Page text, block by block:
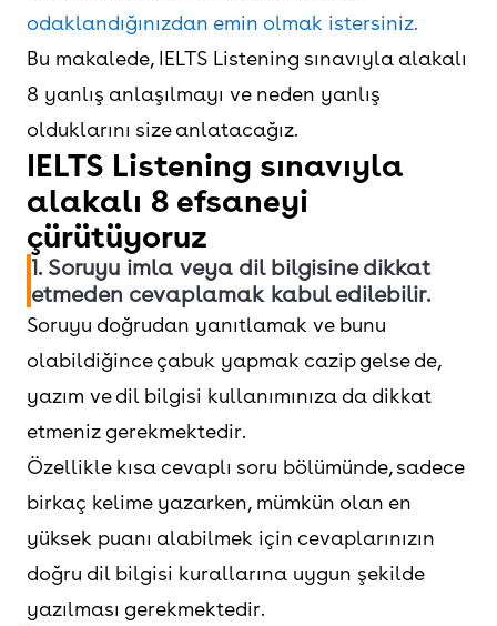
odaklandığınızdan emin olmak istersiniz.
Bu makalede, IELTS Listening sınavıyla alakalı
8 yanlış anlaşılmayı ve neden yanlış
olduklarını size anlatacağız.
IELTS Listening sınavıyla
alakalı 8 efsaneyi
çürütüyoruz
1. Soruyu imla veya dil bilgisine dikkat
etmeden cevaplamak kabul edilebilir.
Soruyu doğrudan yanıtlamak ve bunu
olabildiğince çabuk yapmak cazip gelse de,
yazım ve dil bilgisi kullanımınıza da dikkat
etmeniz gerekmektedir.
Özellikle kısa cevaplı soru bölümünde, sadece
birkaç kelime yazarken, mümkün olan en
yüksek puanı alabilmek için cevaplarınızın
doğru dil bilgisi kurallarına uygun şekilde
yazılması gerekmektedir.